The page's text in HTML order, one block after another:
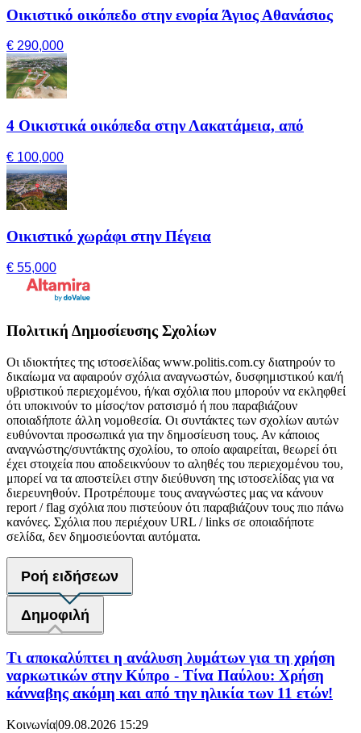
Οικιστικό οικόπεδο στην ενορία Άγιος Αθανάσιος
€ 290,000
4 Οικιστικά οικόπεδα στην Λακατάμεια, από
€ 100,000
Οικιστικό χωράφι στην Πέγεια
€ 55,000
Πολιτική Δημοσίευσης Σχολίων
Οι ιδιοκτήτες της ιστοσελίδας www.politis.com.cy διατηρούν το
δικαίωμα να αφαιρούν σχόλια αναγνωστών, δυσφημιστικού και/ή
υβριστικού περιεχομένου, ή/και σχόλια που μπορούν να εκληφθεί
ότι υποκινούν το μίσος/τον ρατσισμό ή που παραβιάζουν
οποιαδήποτε άλλη νομοθεσία. Οι συντάκτες των σχολίων αυτών
ευθύνονται προσωπικά για την δημοσίευση τους. Αν κάποιος
αναγνώστης/συντάκτης σχολίου, το οποίο αφαιρείται, θεωρεί ότι
έχει στοιχεία που αποδεικνύουν το αληθές του περιεχομένου του,
μπορεί να τα αποστείλει στην διεύθυνση της ιστοσελίδας για να
διερευνηθούν. Προτρέπουμε τους αναγνώστες μας να κάνουν
report / flag σχόλια που πιστεύουν ότι παραβιάζουν τους πιο πάνω
κανόνες. Σχόλια που περιέχουν URL / links σε οποιαδήποτε
σελίδα, δεν δημοσιεύονται αυτόματα.
Ροή ειδήσεων
Δημοφιλή
Τι αποκαλύπτει η ανάλυση λυμάτων για τη χρήση
ναρκωτικών στην Κύπρο - Τίνα Παύλου: Χρήση
κάνναβης ακόμη και από την ηλικία των 11 ετών!
Κοινωνία|09.08.2026 15:29